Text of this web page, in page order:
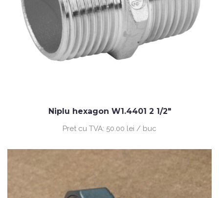
Niplu hexagon W1.4401 2 1/2"
Pret cu TVA: 50.00 lei / buc